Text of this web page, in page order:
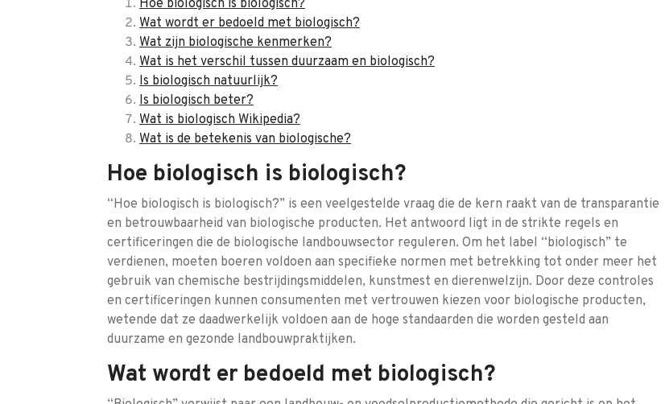
Hoe biologisch is biologisch?
Wat wordt er bedoeld met biologisch?
Wat zijn biologische kenmerken?
Wat is het verschil tussen duurzaam en biologisch?
Is biologisch natuurlijk?
Is biologisch beter?
Wat is biologisch Wikipedia?
Wat is de betekenis van biologische?
Hoe biologisch is biologisch?
“Hoe biologisch is biologisch?” is een veelgestelde vraag die de kern raakt van de transparantie
en betrouwbaarheid van biologische producten. Het antwoord ligt in de strikte regels en
certificeringen die de biologische landbouwsector reguleren. Om het label “biologisch” te
verdienen, moeten boeren voldoen aan specifieke normen met betrekking tot onder meer het
gebruik van chemische bestrijdingsmiddelen, kunstmest en dierenwelzijn. Door deze controles
en certificeringen kunnen consumenten met vertrouwen kiezen voor biologische producten,
wetende dat ze daadwerkelijk voldoen aan de hoge standaarden die worden gesteld aan
duurzame en gezonde landbouwpraktijken.
Wat wordt er bedoeld met biologisch?